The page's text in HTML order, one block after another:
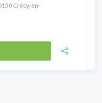
Crécy-en-